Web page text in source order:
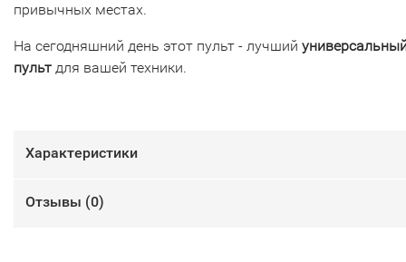
привычных местах.
На сегодняшний день этот пульт - лучший
пульт для вашей техники.
Характеристики
Отзывы (0)